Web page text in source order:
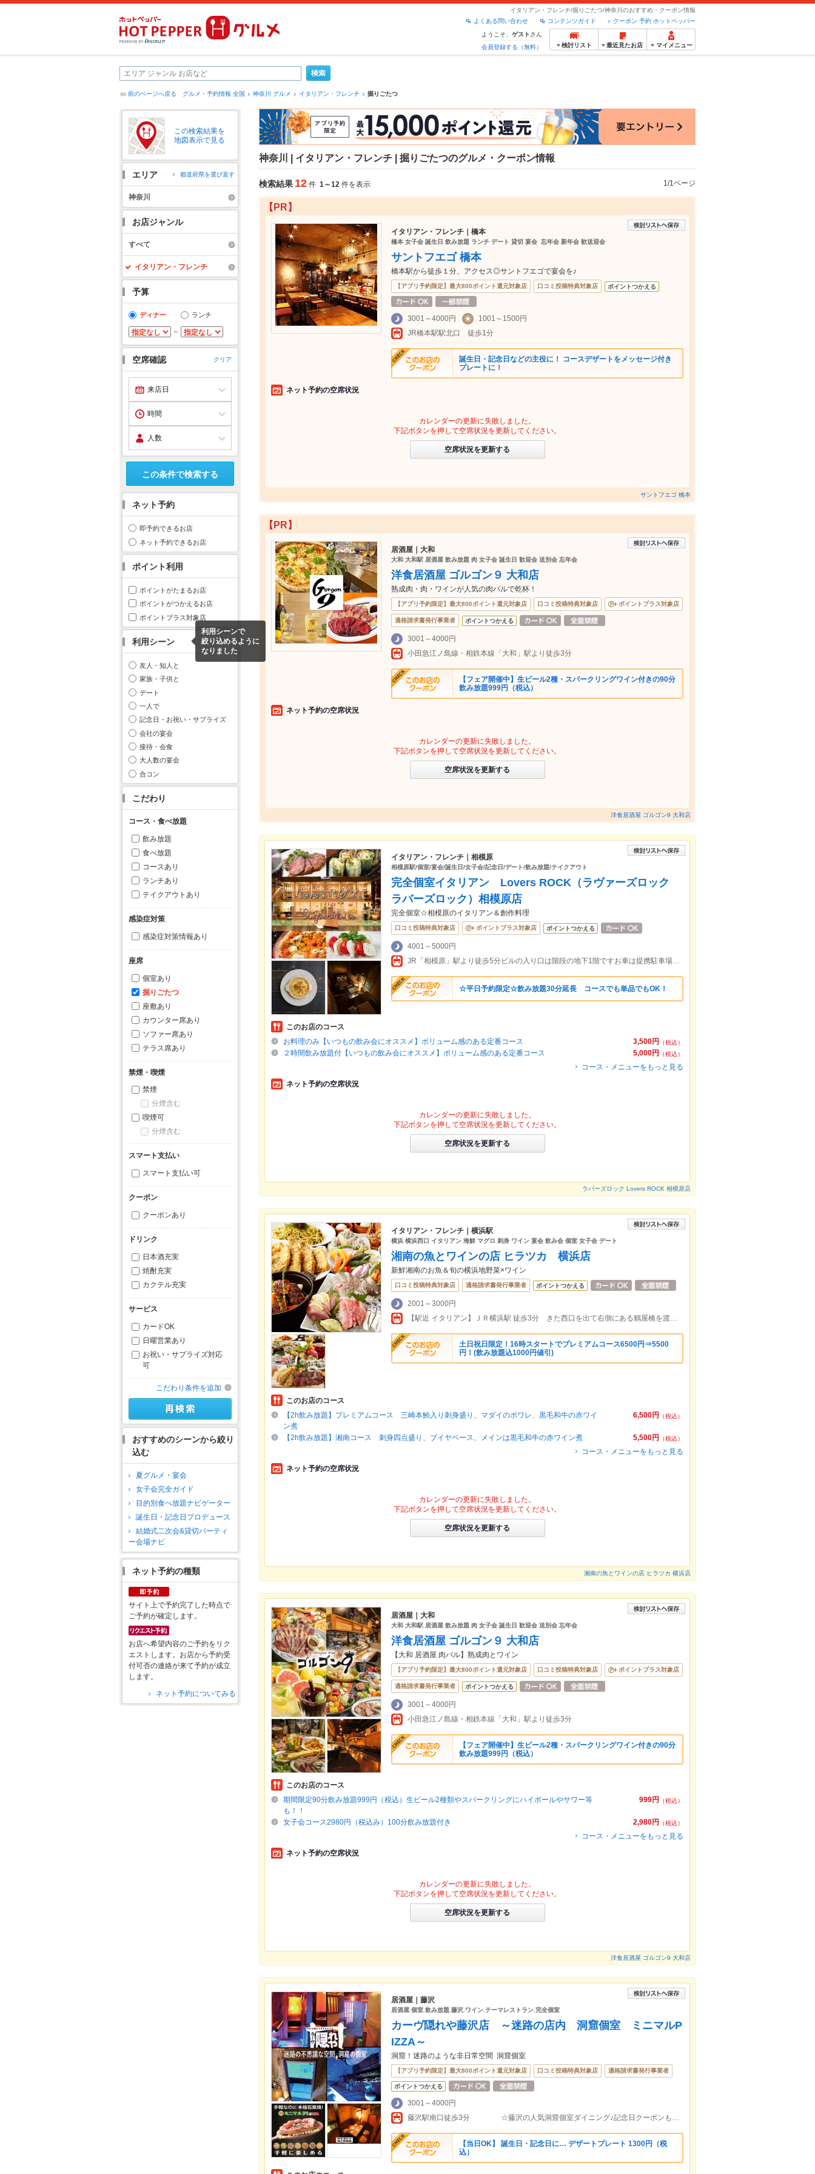
イタリアン・フレンチ/掘りごたつ/神奈川のおすすめ・クーポン情報
クーポン 予約 ホットペッパー
コンテンツガイド
よくある問い合わせ
ようこそ、 ゲスト さん
会員登録する（無料）
検討リスト 最近見たお店 マイメニュー
前のページへ戻る グルメ・予約情報 全国 神奈川 グルメ イタリアン・フレンチ 掘りごたつ
この検索結果を
地図表示で見る
エリア 都道府県を選び直す
神奈川
お店ジャンル
すべて
イタリアン・フレンチ
予算
ディナー ランチ
～
空席確認 クリア
この条件で検索する
ネット予約
即予約できるお店
ネット予約できるお店
ポイント利用
ポイントがたまるお店
ポイントがつかえるお店
ポイントプラス対象店
利用シーン
利用シーンで
絞り込めるように
なりました
友人・知人と
家族・子供と
デート
一人で
記念日・お祝い・サプライズ
会社の宴会
接待・会食
大人数の宴会
合コン
こだわり
コース・食べ放題
飲み放題
食べ放題
コースあり
ランチあり
テイクアウトあり
感染症対策
感染症対策情報あり
座席
個室あり
掘りごたつ
座敷あり
カウンター席あり
ソファー席あり
テラス席あり
禁煙・喫煙
禁煙
分煙含む
喫煙可
分煙含む
スマート支払い
スマート支払い可
クーポン
クーポンあり
ドリンク
日本酒充実
焼酎充実
カクテル充実
サービス
カードOK
日曜営業あり
お祝い・サプライズ対応
可
こだわり条件を追加
おすすめのシーンから絞り
込む
夏グルメ・宴会
女子会完全ガイド
目的別食べ放題ナビゲーター
誕生日・記念日プロデュース
結婚式二次会&貸切パーティ
ー会場ナビ
ネット予約の種類
サイト上で予約完了した時点で
ご予約が確定します。
お店へ希望内容のご予約をリク
エストします。お店から予約受
付可否の連絡が来て予約が成立
します。
ネット予約についてみる
神奈川 | イタリアン・フレンチ | 掘りごたつのグルメ・クーポン情報
検索結果 12 件 1～12 件を表示 1/1ページ
【PR】
イタリアン・フレンチ｜橋本
橋本 女子会 誕生日 飲み放題 ランチ デート 貸切 宴会 忘年会 新年会 歓送迎会
サントフエゴ 橋本
橋本駅から徒歩１分、アクセス◎サントフエゴで宴会を♪
【アプリ予約限定】最大800ポイント還元対象店 口コミ投稿特典対象店 ポイントつかえる
3001～4000円
1001～1500円
JR橋本駅駅北口 徒歩1分
誕生日・記念日などの主役に！ コースデザートをメッセージ付き
プレートに！
ネット予約の空席状況
カレンダーの更新に失敗しました。
下記ボタンを押して空席状況を更新してください。
空席状況を更新する
サントフエゴ 橋本
【PR】
居酒屋｜大和
大和 大和駅 居酒屋 飲み放題 肉 女子会 誕生日 歓迎会 送別会 忘年会
洋食居酒屋 ゴルゴン９ 大和店
熟成肉・肉・ワインが人気の肉バルで乾杯！
【アプリ予約限定】最大800ポイント還元対象店 口コミ投稿特典対象店 ポイントプラス対象店
適格請求書発行事業者 ポイントつかえる
3001～4000円
小田急江ノ島線・相鉄本線「大和」駅より徒歩3分
【フェア開催中】生ビール2種・スパークリングワイン付きの90分
飲み放題999円（税込）
ネット予約の空席状況
カレンダーの更新に失敗しました。
下記ボタンを押して空席状況を更新してください。
空席状況を更新する
洋食居酒屋 ゴルゴン9 大和店
イタリアン・フレンチ｜相模原
相模原駅/個室/宴会/誕生日/女子会/記念日/デート/飲み放題/テイクアウト
完全個室イタリアン Lovers ROCK（ラヴァーズロック
ラバーズロック）相模原店
完全個室☆相模原のイタリアン＆創作料理
口コミ投稿特典対象店 ポイントプラス対象店 ポイントつかえる
4001～5000円
JR「相模原」駅より徒歩5分ビルの入り口は階段の地下1階ですお車は提携駐車場利用時200円分の駐車券をお渡しします。
☆平日予約限定☆飲み放題30分延長 コースでも単品でもOK！
このお店のコース
3,500円
（税込）
お料理のみ【いつもの飲み会にオススメ】ボリューム感のある定番コース
5,000円
（税込）
２時間飲み放題付【いつもの飲み会にオススメ】ボリューム感のある定番コース
コース・メニューをもっと見る
ネット予約の空席状況
カレンダーの更新に失敗しました。
下記ボタンを押して空席状況を更新してください。
空席状況を更新する
ラバーズロック Lovers ROCK 相模原店
イタリアン・フレンチ｜横浜駅
横浜 横浜西口 イタリアン 海鮮 マグロ 刺身 ワイン 宴会 飲み会 個室 女子会 デート
湘南の魚とワインの店 ヒラツカ 横浜店
新鮮湘南のお魚＆旬の横浜地野菜×ワイン
口コミ投稿特典対象店 適格請求書発行事業者 ポイントつかえる
2001～3000円
【駅近 イタリアン】ＪＲ横浜駅 徒歩3分 きた西口を出て右側にある鶴屋橋を渡ったすぐ左にある白いビルのＢ１Ｆ。
土日祝日限定！16時スタートでプレミアムコース6500円⇒5500
円！(飲み放題込1000円値引)
このお店のコース
6,500円
（税込）
【2h飲み放題】プレミアムコース 三崎本鮪入り刺身盛り、マダイのポワレ、黒毛和牛の赤ワイ
ン煮
5,500円
（税込）
【2h飲み放題】湘南コース 刺身四点盛り、ブイヤベース、メインは黒毛和牛の赤ワイン煮
コース・メニューをもっと見る
ネット予約の空席状況
カレンダーの更新に失敗しました。
下記ボタンを押して空席状況を更新してください。
空席状況を更新する
湘南の魚とワインの店 ヒラツカ 横浜店
居酒屋｜大和
大和 大和駅 居酒屋 飲み放題 肉 女子会 誕生日 歓迎会 送別会 忘年会
洋食居酒屋 ゴルゴン９ 大和店
【大和 居酒屋 肉バル】熟成肉とワイン
【アプリ予約限定】最大800ポイント還元対象店 口コミ投稿特典対象店 ポイントプラス対象店
適格請求書発行事業者 ポイントつかえる
3001～4000円
小田急江ノ島線・相鉄本線「大和」駅より徒歩3分
【フェア開催中】生ビール2種・スパークリングワイン付きの90分
飲み放題999円（税込）
このお店のコース
999円
（税込）
期間限定90分飲み放題999円（税込）生ビール2種類やスパークリングにハイボールやサワー等
も！！
2,980円
（税込）
女子会コース2980円（税込み）100分飲み放題付き
コース・メニューをもっと見る
ネット予約の空席状況
カレンダーの更新に失敗しました。
下記ボタンを押して空席状況を更新してください。
空席状況を更新する
洋食居酒屋 ゴルゴン9 大和店
居酒屋｜藤沢
居酒屋.個室.飲み放題.藤沢.ワイン.テーマレストラン.完全個室
カーヴ隠れや藤沢店 ～迷路の店内 洞窟個室 ミニマルP
IZZA～
洞窟！迷路のような非日常空間 洞窟個室
【アプリ予約限定】最大800ポイント還元対象店 口コミ投稿特典対象店 適格請求書発行事業者
ポイントつかえる
3001～4000円
藤沢駅南口徒歩3分 ☆藤沢の人気洞窟個室ダイニング♪記念日クーポンも御座いますので詳細は要チェックです☆
【当日OK】 誕生日・記念日に… デザートプレート 1300円（税
込）